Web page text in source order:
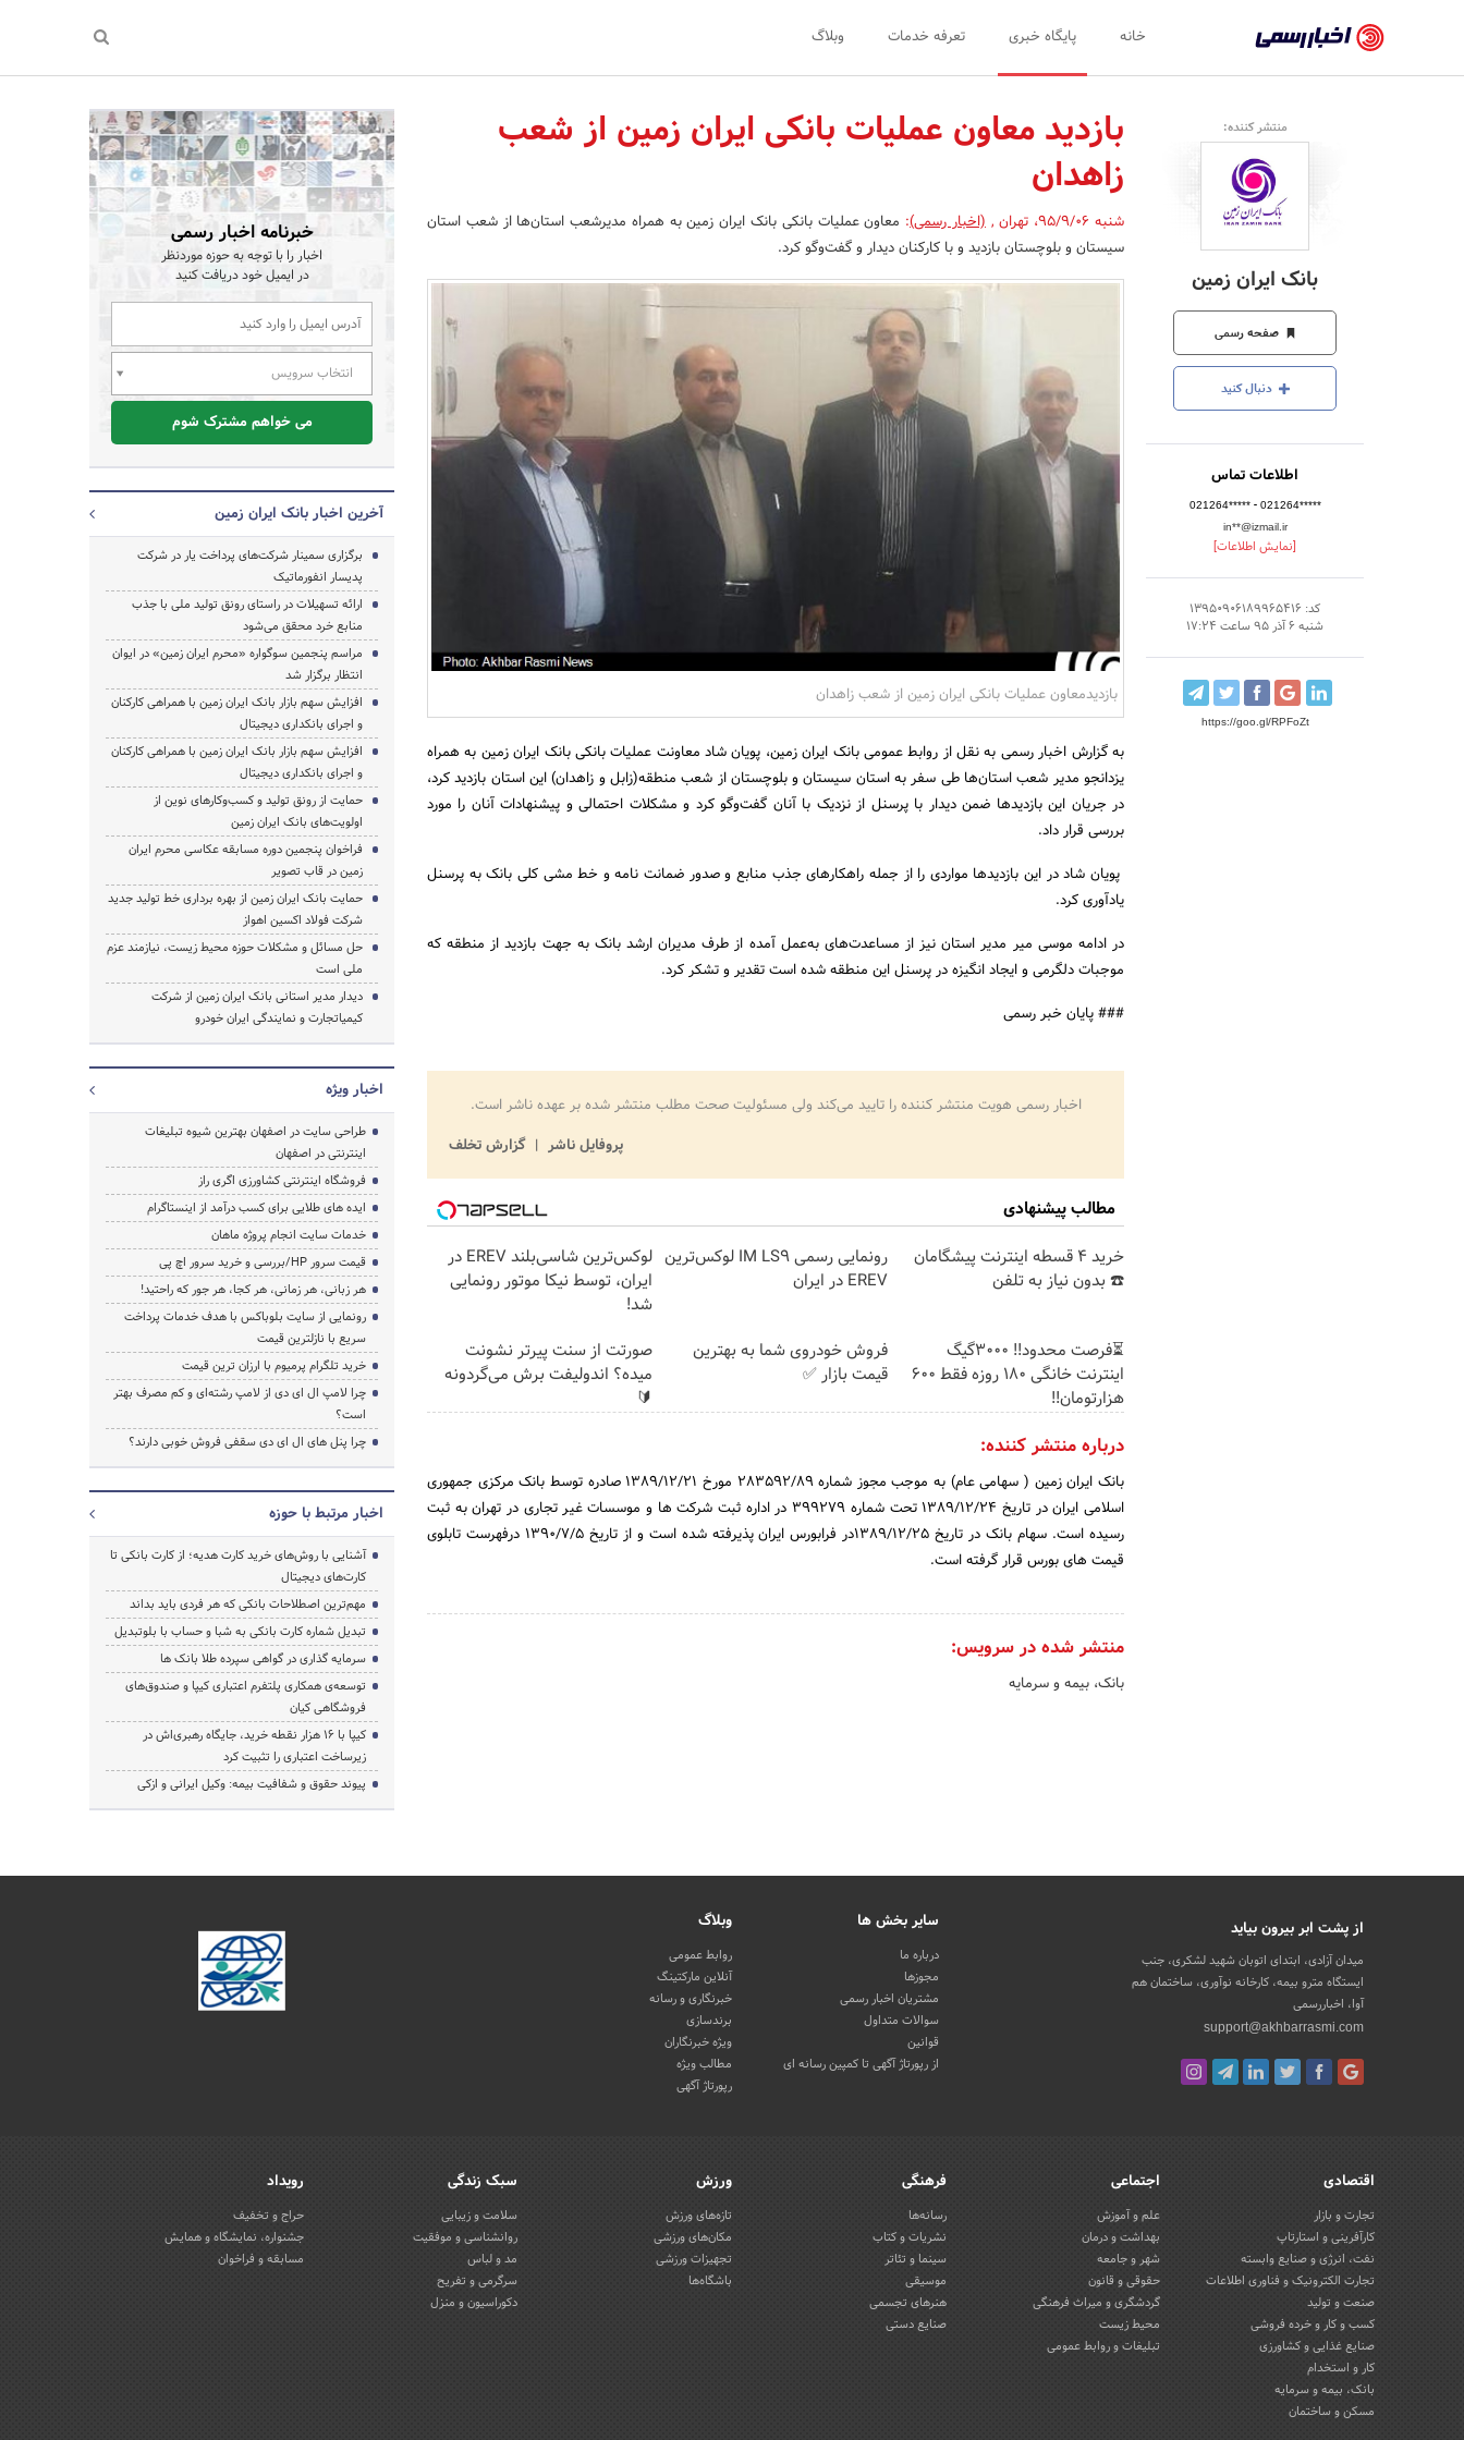
رسمی
-
اخبار
تایید
شده
شرکت‌ها،
سازمان‌ها
و
روابط
عمومی‌ها
خانه پایگاه خبری تعرفه خدمات وبلاگ
منتشر کننده:
بانک ایران زمین
صفحه رسمی
دنبال کنید
اطلاعات تماس
021264***** - 021264*****
in**@izmail.ir
[نمایش اطلاعات]
کد: 13950906189965416
شنبه 6 آذر 95 ساعت 17:24
https://goo.gl/RPFoZt
بازدید معاون عملیات بانکی ایران زمین از شعب
زاهدان
شنبه 95/9/06 ، تهران ,(اخبار رسمی): معاون عملیات بانکی بانک ایران زمین به همراه مدیرشعب استان‌ها از شعب استان
سیستان و بلوچستان بازدید و با کارکنان دیدار و گفت‌وگو کرد.
بازدیدمعاون عملیات بانکی ایران زمین از شعب زاهدان
به گزارش اخبار رسمی به نقل از روابط عمومی بانک ایران زمین، پویان شاد معاونت عملیات بانکی بانک ایران زمین به همراه
یزدانجو مدیر شعب استان‌ها طی سفر به استان سیستان و بلوچستان از شعب منطقه(زابل و زاهدان) این استان بازدید کرد،
در جریان این بازدیدها ضمن دیدار با پرسنل از نزدیک با آنان گفت‌وگو کرد و مشکلات احتمالی و پیشنهادات آنان را مورد
بررسی قرار داد.
پویان شاد در این بازدیدها مواردی را از جمله راهکارهای جذب منابع و صدور ضمانت نامه و خط مشی کلی بانک به پرسنل
یادآوری کرد.
در ادامه موسی میر مدیر استان نیز از مساعدت‌های به‌عمل آمده از طرف مدیران ارشد بانک به جهت بازدید از منطقه که
موجبات دلگرمی و ایجاد انگیزه در پرسنل این منطقه شده است تقدیر و تشکر کرد.
### پایان خبر رسمی
اخبار رسمی هویت منتشر کننده را تایید می‌کند ولی مسئولیت صحت مطلب منتشر شده بر عهده ناشر است.
پروفایل ناشر
گزارش تخلف
مطالب پیشنهادی
خرید 4 قسطه اینترنت پیشگامان
☎️ بدون نیاز به تلفن
رونمایی رسمی IM LS9 لوکس‌ترین
EREV در ایران
لوکس‌ترین شاسی‌بلند EREV در
ایران، توسط نیکا موتور رونمایی
شد!
⏳فرصت محدود!! 3000گیگ
اینترنت خانگی 180 روزه فقط 600
هزارتومان!!
فروش خودروی شما به بهترین
قیمت بازار ✅
صورتت از سنت پیرتر نشونت
میده؟ اندولیفت برش می‌گردونه
🔰
درباره منتشر کننده:
بانک ایران زمین ( سهامی عام) به موجب مجوز شماره 283592/89 مورخ 1389/12/21 صادره توسط بانک مرکزی جمهوری
اسلامی ایران در تاریخ 1389/12/24 تحت شماره 399279 در اداره ثبت شرکت ها و موسسات غیر تجاری در تهران به ثبت
رسیده است. سهام بانک در تاریخ 1389/12/25در فرابورس ایران پذیرفته شده است و از تاریخ 1390/7/5 درفهرست تابلوی
قیمت های بورس قرار گرفته است.
منتشر شده در سرویس:
بانک، بیمه و سرمایه
خبرنامه اخبار رسمی
اخبار را با توجه به حوزه موردنظر
در ایمیل خود دریافت کنید
انتخاب سرویس
می خواهم مشترک شوم
آخرین اخبار بانک ایران زمین
برگزاری سمینار شرکت‌های پرداخت یار در شرکت
پدیسار انفورماتیک
ارائه تسهیلات در راستای رونق تولید ملی با جذب
منابع خرد محقق می‌شود
مراسم پنجمین سوگواره‌ «محرم ایران زمین» در ایوان
انتظار برگزار شد
افزایش سهم بازار بانک ایران زمین با همراهی کارکنان
و اجرای بانکداری دیجیتال
افزایش سهم بازار بانک ایران زمین با همراهی کارکنان
و اجرای بانکداری دیجیتال
حمایت از رونق تولید و کسب‌وکارهای نوین از
اولویت‌های بانک ایران زمین
فراخوان پنجمین دوره مسابقه عکاسی محرم ایران
زمین در قاب تصویر
حمایت بانک ایران زمین از بهره برداری خط تولید جدید
شرکت فولاد اکسین اهواز
حل مسائل و مشکلات حوزه محیط زیست، نیازمند عزم
ملی است
دیدار مدیر استانی بانک ایران زمین از شرکت
کیمیاتجارت و نمایندگی ایران خودرو
اخبار ویژه
طراحی سایت در اصفهان بهترین شیوه تبلیغات
اینترنتی در اصفهان
فروشگاه اینترنتی کشاورزی اگری راز
ایده های طلایی برای کسب درآمد از اینستاگرام
خدمات سایت انجام پروژه ماهان
قیمت سرور HP/بررسی و خرید سرور اچ پی
هر زبانی، هر زمانی، هر کجا، هر جور که راحتید!
رونمایی از سایت بلوباکس با هدف خدمات پرداخت
سریع با نازلترین قیمت
خرید تلگرام پرمیوم با ارزان ترین قیمت
چرا لامپ ال ای دی از لامپ رشته‌ای و کم مصرف بهتر
است؟
چرا پنل های ال ای دی سقفی فروش خوبی دارند؟
اخبار مرتبط با حوزه
آشنایی با روش‌های خرید کارت هدیه؛ از کارت بانکی تا
کارت‌های دیجیتال
مهم‌ترین اصطلاحات بانکی که هر فردی باید بداند
تبدیل شماره کارت بانکی به شبا و حساب با بلوتبدیل
سرمایه گذاری در گواهی سپرده طلا بانک ها
توسعه‌ی همکاری‌ پلتفرم اعتباری کیپا و صندوق‌های
فروشگاهی کیان
کیپا با ۱۶ هزار نقطه خرید، جایگاه رهبری‌اش در
زیرساخت اعتباری را تثبیت کرد
پیوند حقوق و شفافیت بیمه: وکیل ایرانی و ازکی
از پشت ابر بیرون بیاید
میدان آزادی، ابتدای اتوبان شهید لشکری، جنب
ایستگاه مترو بیمه، کارخانه نوآوری، ساختمان هم
آوا، اخباررسمی
support@akhbarrasmi.com
سایر بخش ها
درباره ما
مجوزها
مشتریان اخبار رسمی
سوالات متداول
قوانین
از رپورتاژ آگهی تا کمپین رسانه ای
وبلاگ
روابط عمومی
آنلاین مارکتینگ
خبرنگاری و رسانه
برندسازی
ویژه خبرنگاران
مطالب ویژه
رپورتاژ آگهی
اقتصادی
تجارت و بازار
کارآفرینی و استارتاپ
نفت، انرژی و صنایع وابسته
تجارت الکترونیک و فناوری اطلاعات
صنعت و تولید
کسب و کار و خرده فروشی
صنایع غذایی و کشاورزی
کار و استخدام
بانک، بیمه و سرمایه
مسکن و ساختمان
اجتماعی
علم و آموزش
بهداشت و درمان
شهر و جامعه
حقوقی و قانون
گردشگری و میراث فرهنگی
محیط زیست
تبلیغات و روابط عمومی
فرهنگی
رسانه‌ها
نشریات و کتاب
سینما و تئاتر
موسیقی
هنرهای تجسمی
صنایع دستی
ورزش
تازه‌های ورزش
مکان‌های ورزشی
تجهیزات ورزشی
باشگاه‌ها
سبک زندگی
سلامت و زیبایی
روانشناسی و موفقیت
مد و لباس
سرگرمی و تفریح
دکوراسیون و منزل
رویداد
حراج و تخفیف
جشنواره، نمایشگاه و همایش
مسابقه و فراخوان